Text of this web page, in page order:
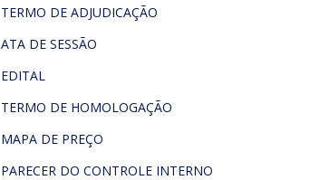
TERMO DE ADJUDICAÇÃO
ATA DE SESSÃO
EDITAL
TERMO DE HOMOLOGAÇÃO
MAPA DE PREÇO
PARECER DO CONTROLE INTERNO